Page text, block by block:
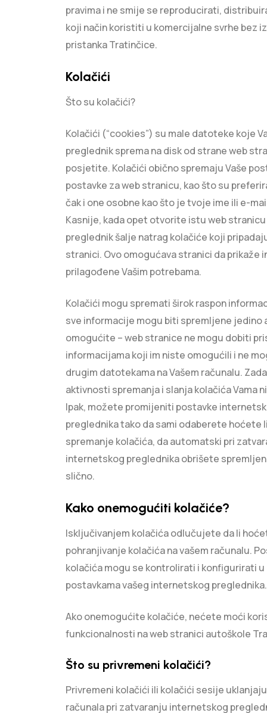
pravima i ne smije se reproducirati,
koji način koristiti u komercijalne svrhe bez
pristanka Tratinčice.
Kolačići
Što su kolačići?
Kolačići (“cookies”) su male datoteke koje
preglednik sprema na disk od strane web
posjetite. Kolačići obično spremaju Vaše
postavke za web stranicu, kao što su
čak i one osobne kao što je tvoje ime ili e-
Kasnije, kada opet otvorite istu web
preglednik šalje natrag kolačiće koji
stranici. Ovo omogućava stranici da prikaže
prilagođene Vašim potrebama.
Kolačići mogu spremati širok raspon
sve informacije mogu biti spremljene jedino
omogućite – web stranice ne mogu dobiti
informacijama koji im niste omogućili i ne
drugim datotekama na Vašem računalu.
aktivnosti spremanja i slanja kolačića Vama
Ipak, možete promijeniti postavke
preglednika tako da sami odaberete hoćete
spremanje kolačića, da automatski pri
internetskog preglednika obrišete
slično.
Kako onemogućiti kolačiće?
Isključivanjem kolačića odlučujete da li
pohranjivanje kolačića na vašem računalu.
kolačića mogu se kontrolirati i konfigurirati u
postavkama vašeg internetskog preglednika.
Ako onemogućite kolačiće, nećete moći
funkcionalnosti na web stranici autoškole
Što su privremeni kolačići?
Privremeni kolačići ili kolačići sesije
računala pri zatvaranju internetskog